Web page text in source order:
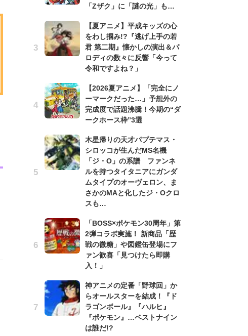
「Zザク」に「謎の光」も…
【夏アニメ】平成キッズの心
をわし掴み!?『逃げ上手の若
君 第二期』懐かしの演出＆パ
ロディの数々に反響「今って
令和ですよね？」
【2026夏アニメ】「完全にノ
ーマークだった…」予想外の
完成度で話題沸騰！今期の“ダ
ークホース枠”3選
木星帰りの天才パプテマス・
シロッコが生んだMS名機
「ジ・O」の系譜 ファンネ
ルを持つタイタニアにガンダ
ムタイプのオーヴェロン、ま
さかのMAと化したジ・Oクロ
スも…
「BOSS×ポケモン30周年」第
2弾コラボ実施！ 新商品「歴
戦の微糖」や図鑑缶登場にフ
ァン歓喜「見つけたら即購
入！」
神アニメの定番「野球回」か
らオールスターを結成！『ド
ラゴンボール』『ハルヒ』
『ポケモン』…ベストナイン
は誰だ!?